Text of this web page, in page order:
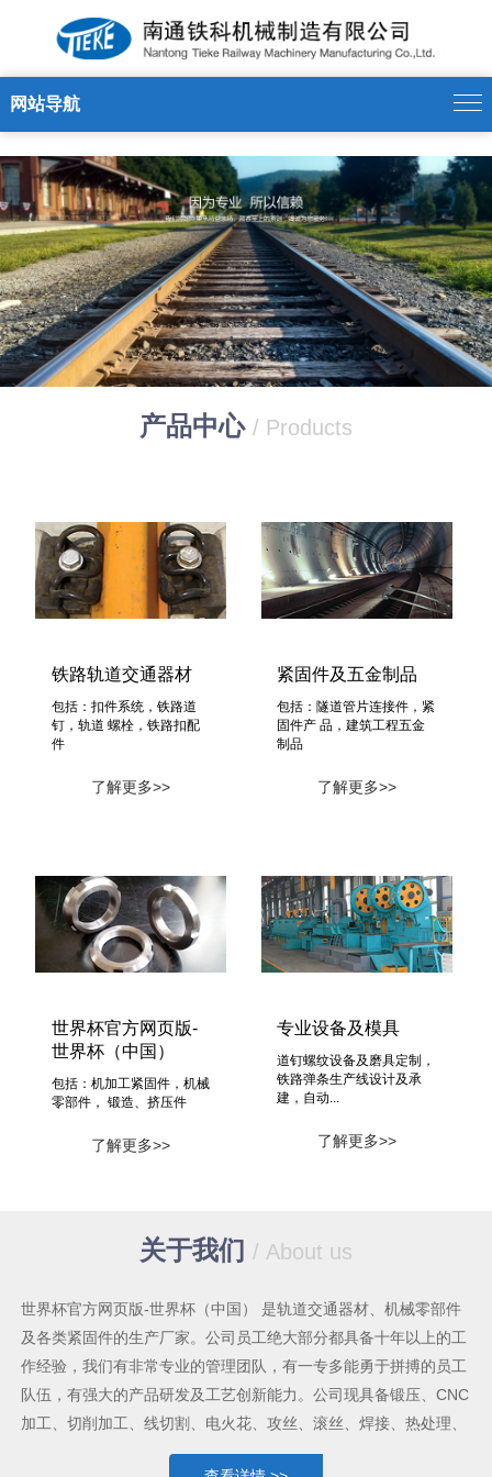
世界杯官方网页版
网站导航
产品中心 / Products
铁路轨道交通器材
包括：扣件系统，铁路道
钉，轨道 螺栓，铁路扣配
件
了解更多>>
紧固件及五金制品
包括：隧道管片连接件，紧
固件产 品，建筑工程五金
制品
了解更多>>
世界杯官方网页版-
世界杯（中国）
包括：机加工紧固件，机械
零部件， 锻造、挤压件
了解更多>>
专业设备及模具
道钉螺纹设备及磨具定制，
铁路弹条生产线设计及承
建，自动...
了解更多>>
关于我们 / About us
世界杯官方网页版-世界杯（中国） 是轨道交通器材、机械零部件
及各类紧固件的生产厂家。公司员工绝大部分都具备十年以上的工
作经验，我们有非常专业的管理团队，有一专多能勇于拼搏的员工
队伍，有强大的产品研发及工艺创新能力。公司现具备锻压、CNC
加工、切削加工、线切割、电火花、攻丝、滚丝、焊接、热处理、
表面处理等较为齐全的机械加工手段及能力，各类生产设备共六十